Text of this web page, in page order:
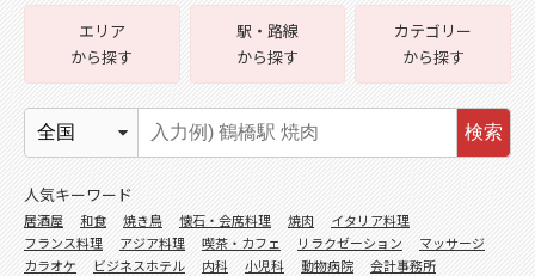
エリア
から探す
駅・路線
から探す
カテゴリー
から探す
検索
人気キーワード
居酒屋 和食 焼き鳥 懐石・会席料理 焼肉
イタリア料理
フランス料理
アジア料理 喫茶・カフェ リラクゼーション
マッサージ
カラオケ
ビジネスホテル 内科 小児科 動物病院
会計事務所